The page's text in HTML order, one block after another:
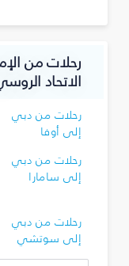
رحلات من
الاتحاد
رحلات من دبي
إلى أوفا
رحلات من دبي
إلى سامارا
رحلات من دبي
إلى سوتشي